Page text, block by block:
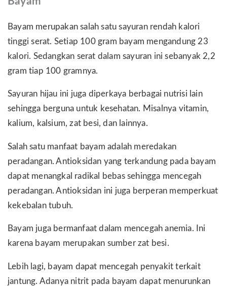
Bayam merupakan salah satu sayuran rendah kalori
tinggi serat. Setiap 100 gram bayam mengandung 23
kalori. Sedangkan serat dalam sayuran ini sebanyak 2,2
gram tiap 100 gramnya.
Sayuran hijau ini juga diperkaya berbagai nutrisi lain
sehingga berguna untuk kesehatan. Misalnya vitamin,
kalium, kalsium, zat besi, dan lainnya.
Salah satu manfaat bayam adalah meredakan
peradangan. Antioksidan yang terkandung pada bayam
dapat menangkal radikal bebas sehingga mencegah
peradangan. Antioksidan ini juga berperan memperkuat
kekebalan tubuh.
Bayam juga bermanfaat dalam mencegah anemia. Ini
karena bayam merupakan sumber zat besi.
Lebih lagi, bayam dapat mencegah penyakit terkait
jantung. Adanya nitrit pada bayam dapat menurunkan